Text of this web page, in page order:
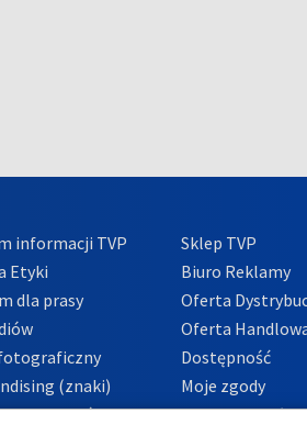
informacji TVP
Etyki
dla prasy
(znaki)
Prywatności
Sklep TVP
Biuro Reklamy
Oferta
Oferta
Dostępność
Moje zgody
Procedura